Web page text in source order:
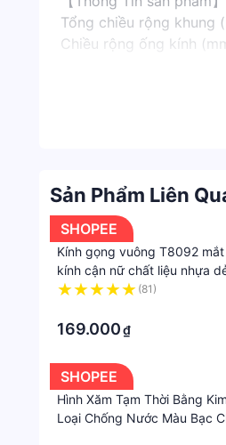
Tổng chiều rộng khung
Chiều rộng ống kính
Khi bạn nhận được bưu
hàng trước, chúng tôi
Sản Phẩm Liên
SHOPEE
Kính gọng vuông T8092 mắt
kính cận nữ chất liệu nhựa
tốt phù hợp với nhiều gương
(81)
169.000₫
SHOPEE
Hình Xăm Tạm Thời Bằng Kim
Loại Chống Nước Màu Bạc